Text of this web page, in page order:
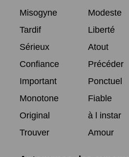
Misogyne
Modeste
Tardif
Liberté
Sérieux
Atout
Confiance
Précéder
Important
Ponctuel
Monotone
Fiable
Original
à l instar
Trouver
Amour